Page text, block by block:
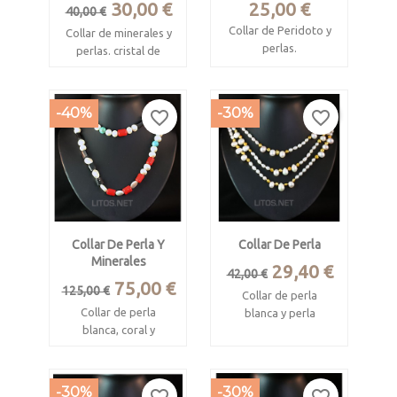
de 24).
silicona
Precio
base
40,00 € Precio
30,00 €
Collar de minerales y
perlas. cristal de
perlas naturales de
diversos tipos.
Mide 42 cm.
Cadena de plata
chapada en oro.
Precio
25,00 €
Collar de Peridoto y
perlas.
crisolito)
procedente de la
India de 3 mm y
perlas cultivadas de
agua dulce de 4 y de
10 mm.
Mide 44 cm.
Combinación muy
luminosa y alegre.
Collar De Perla Y
Minerales
Precio
base
125,00 € Precio
75,00 €
Collar de perla
blanca, coral y
Preciosa
-40% favorite_border
Collar De Perla
Precio
base
42,00 € Precio
29,40 €
Collar de perla
blanca y perla
perlas cultivadas de
-30% favorite_border
-30% -30%